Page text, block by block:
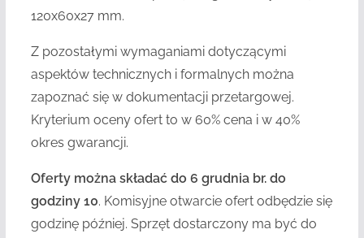
120x60x27 mm.
Z pozostałymi wymaganiami dotyczącymi
aspektów technicznych i formalnych można
zapoznać się w dokumentacji przetargowej.
Kryterium oceny ofert to w 60% cena i w 40%
okres gwarancji.
Oferty można składać do 6 grudnia br. do
godziny 10. Komisyjne otwarcie ofert odbędzie się
godzinę później. Sprzęt dostarczony ma być do